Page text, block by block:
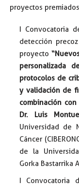
proyectos
I Convocatoria
detección
proyecto
personalizada
protocolos de
y validación de
combinación con
Dr. Luis
Universidad de
Cáncer
de la
Gorka Bastarrika
I Convocatoria